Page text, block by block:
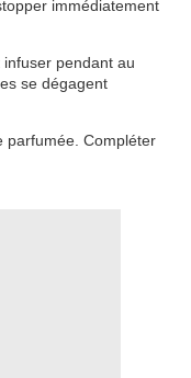
immédiatement
pendant au
se dégagent
parfumée. Compléter